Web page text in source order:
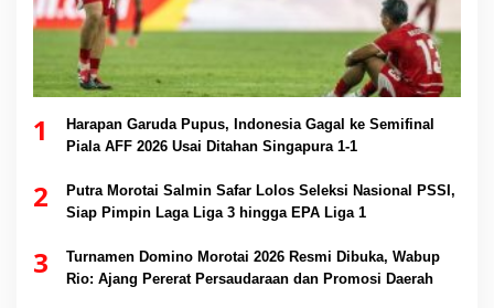
1
Harapan Garuda Pupus, Indonesia Gagal ke Semifinal
Piala AFF 2026 Usai Ditahan Singapura 1-1
2
Putra Morotai Salmin Safar Lolos Seleksi Nasional PSSI,
Siap Pimpin Laga Liga 3 hingga EPA Liga 1
3
Turnamen Domino Morotai 2026 Resmi Dibuka, Wabup
Rio: Ajang Pererat Persaudaraan dan Promosi Daerah